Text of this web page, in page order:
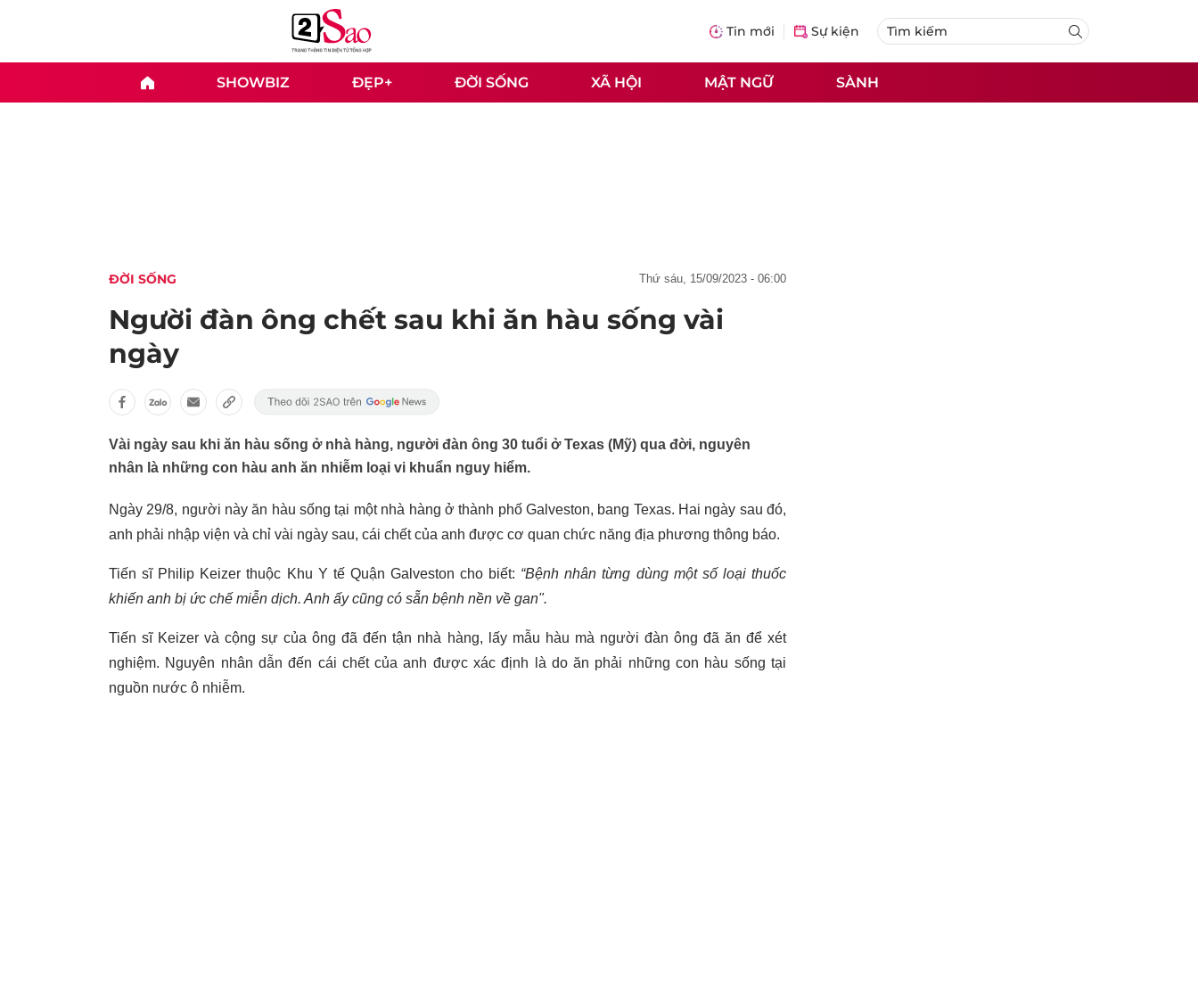
Tin mới Sự kiện
SHOWBIZ ĐẸP+ ĐỜI SỐNG XÃ HỘI MẬT NGỮ SÀNH
ĐỜI SỐNG thứ sáu, 15/09/2023 - 06:00
Người đàn ông chết sau khi ăn hàu sống vài
ngày
Vài ngày sau khi ăn hàu sống ở nhà hàng, người đàn ông 30 tuổi ở Texas (Mỹ) qua đời, nguyên
nhân là những con hàu anh ăn nhiễm loại vi khuẩn nguy hiểm.
Ngày 29/8, người này ăn hàu sống tại một nhà hàng ở thành phố Galveston, bang Texas. Hai ngày sau đó,
anh phải nhập viện và chỉ vài ngày sau, cái chết của anh được cơ quan chức năng địa phương thông báo.
Tiến sĩ Philip Keizer thuộc Khu Y tế Quận Galveston cho biết: “Bệnh nhân từng dùng một số loại thuốc
khiến anh bị ức chế miễn dịch. Anh ấy cũng có sẵn bệnh nền về gan".
Tiến sĩ Keizer và cộng sự của ông đã đến tận nhà hàng, lấy mẫu hàu mà người đàn ông đã ăn để xét
nghiệm. Nguyên nhân dẫn đến cái chết của anh được xác định là do ăn phải những con hàu sống tại
nguồn nước ô nhiễm.